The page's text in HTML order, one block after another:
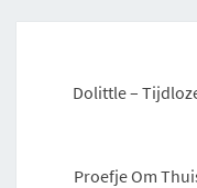
Dolittle –
Proefje Om